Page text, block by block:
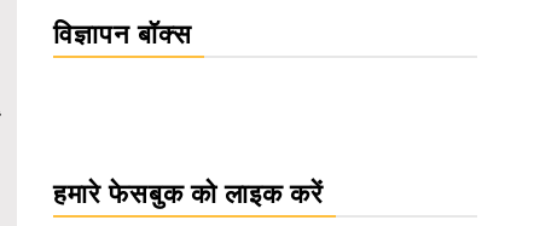
विज्ञापन बॉक्स
हमारे फेसबुक को लाइक करें